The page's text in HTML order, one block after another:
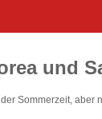
und
Sommerzeit, aber